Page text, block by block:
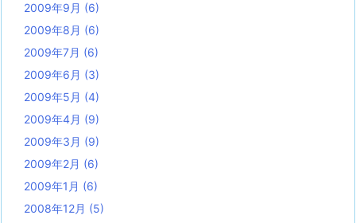
2009年9月 (6)
2009年8月 (6)
2009年7月 (6)
2009年6月 (3)
2009年5月 (4)
2009年4月 (9)
2009年3月 (9)
2009年2月 (6)
2009年1月 (6)
2008年12月 (5)